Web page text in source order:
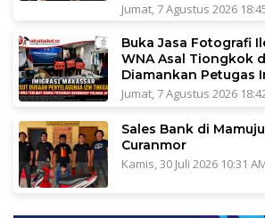
Jumat, 7 Agustus 2026
Buka Jasa Fotografi
WNA Asal Tiongkok
Diamankan Petugas
Jumat, 7 Agustus 2026
Sales Bank di
Curanmor
Kamis, 30 Juli 2026 10:31